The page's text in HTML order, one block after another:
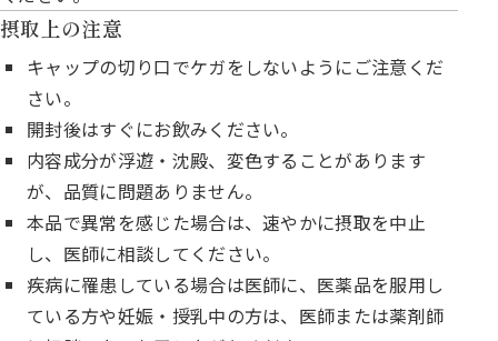
摂取上の注意
キャップの切り口でケガをしないようにご注意くだ
さい。
開封後はすぐにお飲みください。
内容成分が浮遊・沈殿、変色することがあります
が、品質に問題ありません。
本品で異常を感じた場合は、速やかに摂取を中止
し、医師に相談してください。
疾病に罹患している場合は医師に、医薬品を服用し
ている方や妊娠・授乳中の方は、医師または薬剤師